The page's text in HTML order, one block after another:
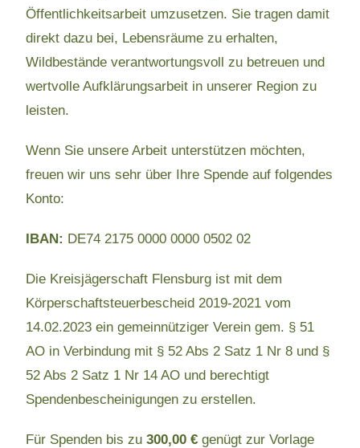
Öffentlichkeitsarbeit umzusetzen. Sie tragen damit
direkt dazu bei, Lebensräume zu erhalten,
Wildbestände verantwortungsvoll zu betreuen und
wertvolle Aufklärungsarbeit in unserer Region zu
leisten.
Wenn Sie unsere Arbeit unterstützen möchten,
freuen wir uns sehr über Ihre Spende auf folgendes
Konto:
IBAN: DE74 2175 0000 0000 0502 02
Die Kreisjägerschaft Flensburg ist mit dem
Körperschaftsteuerbescheid 2019-2021 vom
14.02.2023 ein gemeinnütziger Verein gem. § 51
AO in Verbindung mit § 52 Abs 2 Satz 1 Nr 8 und §
52 Abs 2 Satz 1 Nr 14 AO und berechtigt
Spendenbescheinigungen zu erstellen.
Für Spenden bis zu300,00 € genügt zur Vorlage